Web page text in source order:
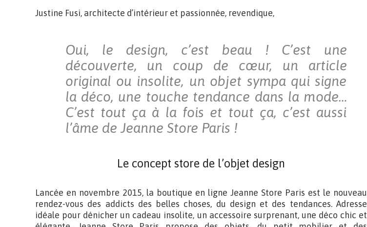
Justine Fusi, architecte d’intérieur et passionnée, revendique,
Oui, le design, c’est beau ! C’est une
découverte, un coup de cœur, un article
original ou insolite, un objet sympa qui signe
la déco, une touche tendance dans la mode…
C’est tout ça à la fois et tout ça, c’est aussi
l’âme de Jeanne Store Paris !
Le concept store de l’objet design
Lancée en novembre 2015, la boutique en ligne Jeanne Store Paris est le nouveau
rendez-vous des addicts des belles choses, du design et des tendances. Adresse
idéale pour dénicher un cadeau insolite, un accessoire surprenant, une déco chic et